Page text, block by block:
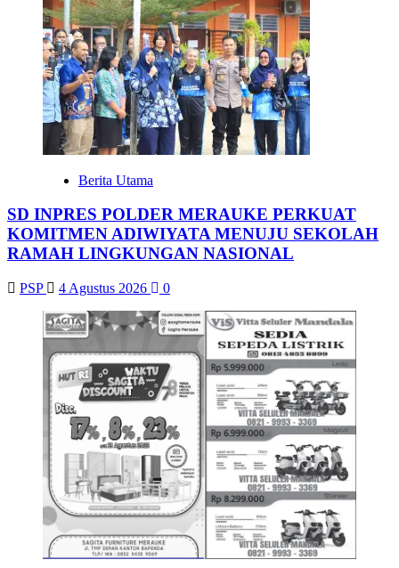
Berita Utama
SD INPRES POLDER MERAUKE PERKUAT
KOMITMEN ADIWIYATA MENUJU SEKOLAH
RAMAH LINGKUNGAN NASIONAL
PSP 4 Agustus 2026 0